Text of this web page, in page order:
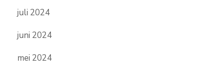
juli 2024
juni 2024
mei 2024